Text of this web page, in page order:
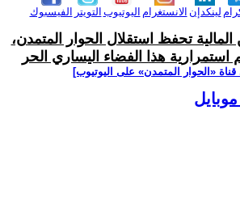
الفيسبوك التويتر اليوتيوب الانستغرام لينكدإن
المالية تحفظ استقلال الحوار المتمدن،
هذا الفضاء اليساري الحر
‫«الحوار المتمدن» على اليوتيوب]